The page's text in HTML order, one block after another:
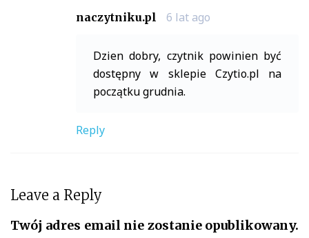
naczytniku.pl 6 lat ago
Dzien dobry, czytnik powinien być
dostępny w sklepie Czytio.pl na
początku grudnia.
Reply
Leave a Reply
Twój adres email nie zostanie opublikowany.